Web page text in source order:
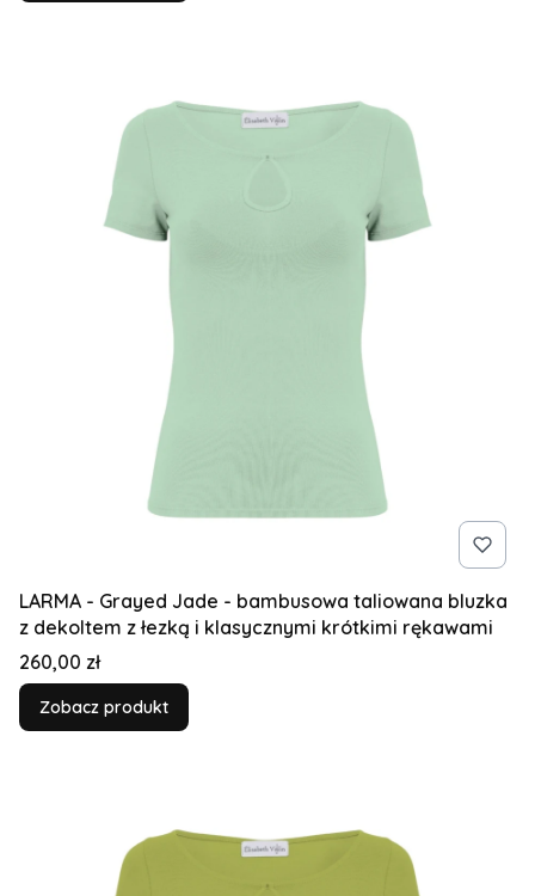
LARMA - Grayed Jade - bambusowa taliowana bluzka
z dekoltem z łezką i klasycznymi krótkimi rękawami
Cena
260,00 zł
Zobacz produkt